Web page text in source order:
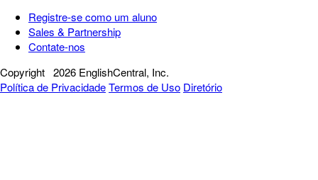
Registre-se como um aluno
Sales & Partnership
Contate-nos
Copyright 2026 EnglishCentral, Inc.
Política de PrivacidadeTermos de Uso Diretório